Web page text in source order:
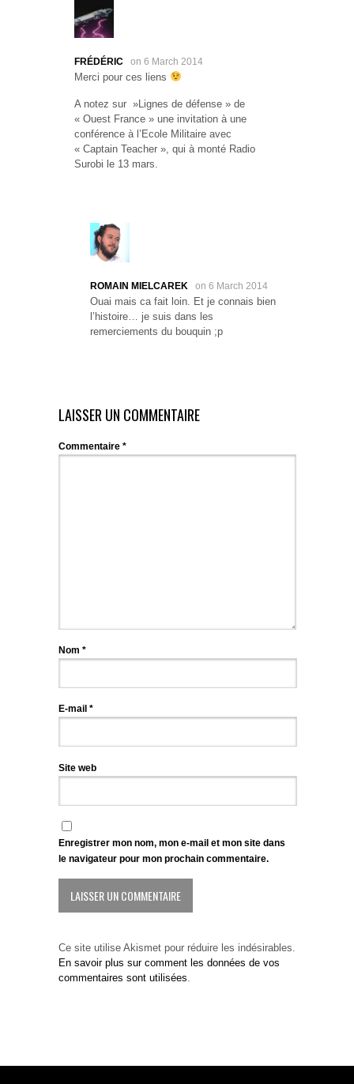
FRÉDÉRIC on 6 March 2014
Merci pour ces liens
A notez sur »Lignes de défense » de
« Ouest France » une invitation à une
conférence à l’Ecole Militaire avec
« Captain Teacher », qui à monté Radio
Surobi le 13 mars.
ROMAIN MIELCAREK on 6 March 2014
Ouai mais ca fait loin. Et je connais bien
l’histoire… je suis dans les
remerciements du bouquin ;p
LAISSER UN COMMENTAIRE
Commentaire *
Nom *
E-mail *
Site web
Enregistrer mon nom, mon e-mail et mon site dans
le navigateur pour mon prochain commentaire.
Ce site utilise Akismet pour réduire les indésirables.
En savoir plus sur comment les données de vos
commentaires sont utilisées